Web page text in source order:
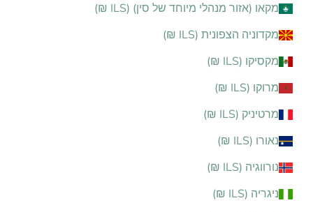
מקאו (אזור מנהלי מיוחד של סין) (ILS ₪)
מקדוניה הצפונית (ILS ₪)
מקסיקו (ILS ₪)
מרוקו (ILS ₪)
מרטיניק (ILS ₪)
נאורו (ILS ₪)
נורווגיה (ILS ₪)
ניגריה (ILS ₪)